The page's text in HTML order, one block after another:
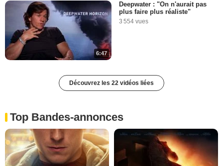
6:47
Deepwater : "On n'aurait pas
plus faire plus réaliste"
3 554 vues
Découvrez les 22 vidéos liées
Top Bandes-annonces